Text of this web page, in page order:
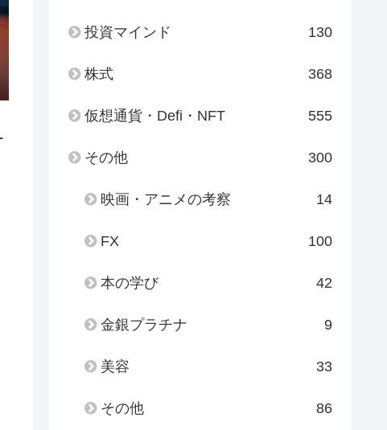
投資マインド 130
株式 368
仮想通貨・Defi・NFT 555
その他 300
映画・アニメの考察 14
FX 100
本の学び 42
金銀プラチナ 9
美容 33
その他 86